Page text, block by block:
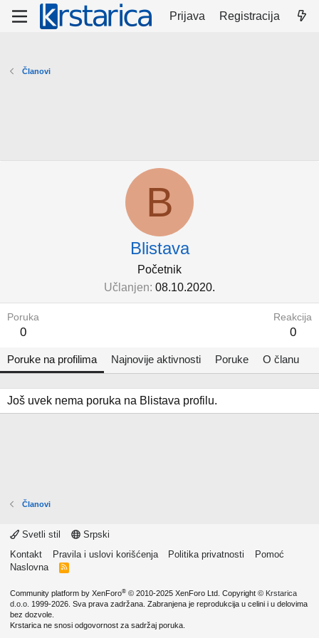
Prijava Registracija
Članovi
B
Blistava
Početnik
Učlanjen 08.10.2020.
Poruka
0
Reakcija
0
Poruke na profilima Najnovije aktivnosti Poruke O članu
Još uvek nema poruka na Blistava profilu.
Članovi
Svetli stil
Srpski
Kontakt
Pravila i uslovi korišćenja Politika privatnosti
Pomoć
Naslovna
R
Community platform by XenForo® © 2010-2025 XenForo Ltd. Copyright © Krstarica
d.o.o. 1999-2026. Sva prava zadržana. Zabranjena je reprodukcija u celini i u delovima
bez dozvole.
Krstarica ne snosi odgovornost za sadržaj poruka.